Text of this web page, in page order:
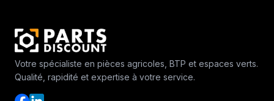
Votre spécialiste en pièces agricoles, BTP et espaces verts.
Qualité, rapidité et expertise à votre service.